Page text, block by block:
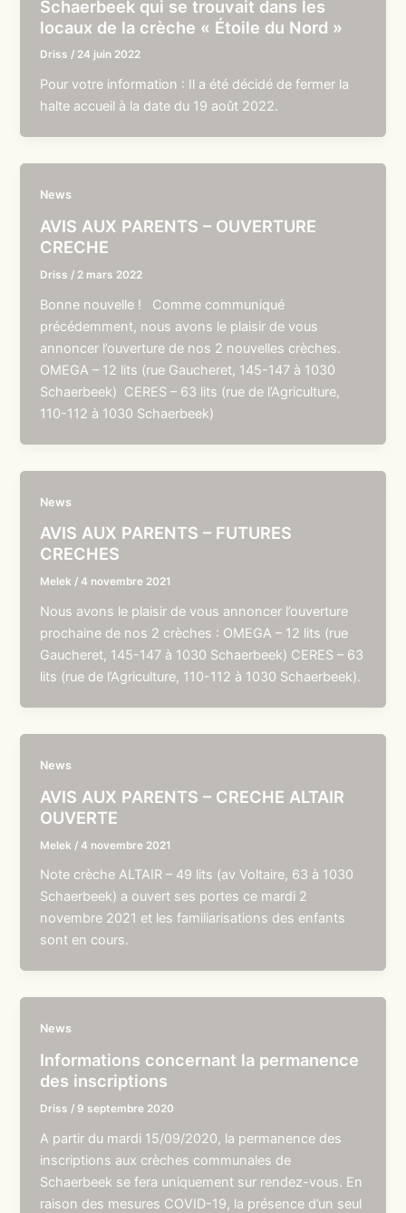
Schaerbeek qui se trouvait dans les
locaux de la crèche « Étoile du Nord »
Driss / 24 juin 2022
Pour votre information : Il a été décidé de fermer la
halte accueil à la date du 19 août 2022.
News
AVIS AUX PARENTS – OUVERTURE
CRECHE
Driss / 2 mars 2022
Bonne nouvelle ! Comme communiqué
précédemment, nous avons le plaisir de vous
annoncer l’ouverture de nos 2 nouvelles crèches.
OMEGA – 12 lits (rue Gaucheret, 145-147 à 1030
Schaerbeek) CERES – 63 lits (rue de l’Agriculture,
110-112 à 1030 Schaerbeek)
News
AVIS AUX PARENTS – FUTURES
CRECHES
Melek /4 novembre 2021
Nous avons le plaisir de vous annoncer l’ouverture
prochaine de nos 2 crèches : OMEGA – 12 lits (rue
Gaucheret, 145-147 à 1030 Schaerbeek) CERES – 63
lits (rue de l’Agriculture, 110-112 à 1030 Schaerbeek).
News
AVIS AUX PARENTS – CRECHE ALTAIR
OUVERTE
Melek /4 novembre 2021
Note crèche ALTAIR – 49 lits (av Voltaire, 63 à 1030
Schaerbeek) a ouvert ses portes ce mardi 2
novembre 2021 et les familiarisations des enfants
sont en cours.
News
Informations concernant la permanence
des inscriptions
Driss / 9 septembre 2020
A partir du mardi 15/09/2020, la permanence des
inscriptions aux crèches communales de
Schaerbeek se fera uniquement sur rendez-vous. En
raison des mesures COVID-19, la présence d’un seul